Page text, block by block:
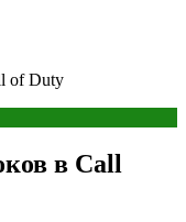
of Duty
в Call